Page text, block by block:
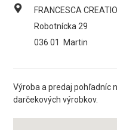
FRANCESCA
Robotnícka 29
036 01
Martin
Výroba a predaj pohľadníc
darčekových výrobkov.